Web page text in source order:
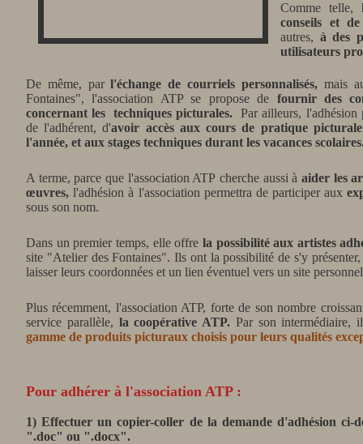
Comme telle,
conseils et
autres, à des
utilisateurs
De même, parl'échange de courriels personnalisés,mais
Fontaines", l'association ATP se propose de fournir des
concernant les techniques picturales. Par ailleurs, l'adhésion
de l'adhérent,d'avoir accès auxcours de pratique
l'année, et aux stages techniques durant les vacances
A terme, parce que l'association ATP cherche aussi à aider les
œuvres,l'adhésion à l'association permettra de participer aux
sous son nom.
Dans un premier temps, elle offre la possibilité aux artistes
site "Atelier des Fontaines". Ils ont la possibilité de s'y
laisser leurs coordonnées et un lien éventuel vers un site
Plus récemment, l'association ATP, forte de son nombre
service parallèle, la coopérative ATP. Par son intermédiaire,
gamme de produits picturaux choisis pour leurs qualités
Pour adhérer à l'association ATP :
1) Effectuer un copier-coller de la demande d'adhésion ci-
".doc" ou ".docx".